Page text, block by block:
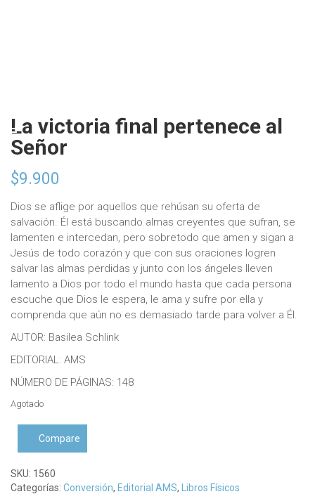
La victoria final pertenece al
Señor
$9.900
Dios se aflige por aquellos que rehúsan su oferta de
salvación. Él está buscando almas creyentes que sufran, se
lamenten e intercedan, pero sobretodo que amen y sigan a
Jesús de todo corazón y que con sus oraciones logren
salvar las almas perdidas y junto con los ángeles lleven
lamento a Dios por todo el mundo hasta que cada persona
escuche que Dios le espera, le ama y sufre por ella y
comprenda que aún no es demasiado tarde para volver a Él.
AUTOR: Basilea Schlink
EDITORIAL: AMS
NÚMERO DE PÁGINAS: 148
Agotado
Compare
SKU: 1560
Categorías: Conversión, Editorial AMS, Libros Físicos